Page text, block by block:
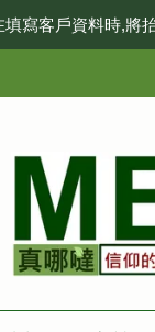
寫客戶資料時,將